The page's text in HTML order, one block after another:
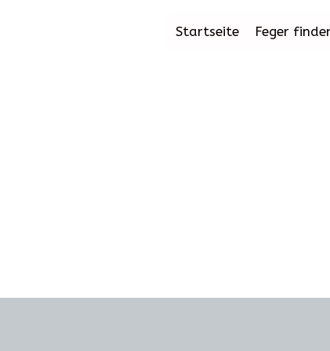
Startseite Feger